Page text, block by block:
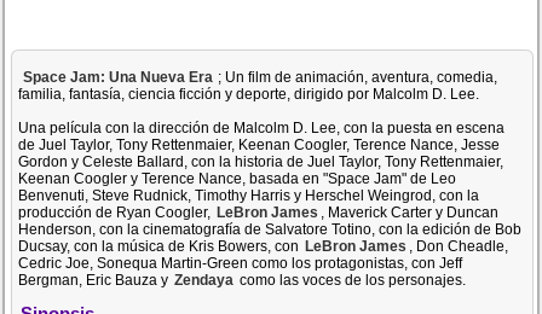
Space Jam: Una Nueva Era ; Un film de animación, aventura, comedia,
familia, fantasía, ciencia ficción y deporte, dirigido por Malcolm D. Lee.
Una película con la dirección de Malcolm D. Lee, con la puesta en escena
de Juel Taylor, Tony Rettenmaier, Keenan Coogler, Terence Nance, Jesse
Gordon y Celeste Ballard, con la historia de Juel Taylor, Tony Rettenmaier,
Keenan Coogler y Terence Nance, basada en "Space Jam" de Leo
Benvenuti, Steve Rudnick, Timothy Harris y Herschel Weingrod, con la
producción de Ryan Coogler, LeBron James , Maverick Carter y Duncan
Henderson, con la cinematografía de Salvatore Totino, con la edición de Bob
Ducsay, con la música de Kris Bowers, con LeBron James , Don Cheadle,
Cedric Joe, Sonequa Martin-Green como los protagonistas, con Jeff
Bergman, Eric Bauza y Zendaya como las voces de los personajes.